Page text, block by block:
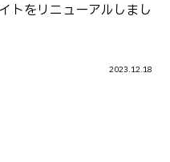
トをリニューアルしまし
2023.12.18